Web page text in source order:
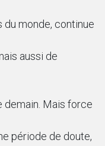
du monde, continue
aussi de
demain. Mais force
période de doute,